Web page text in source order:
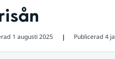
1 augusti 2025 ❘ Publicerad 4